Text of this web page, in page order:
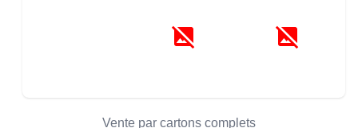
Vente par cartons complets